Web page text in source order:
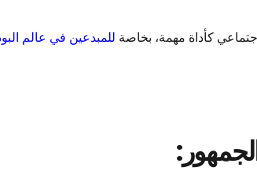
كأداة مهمة، بخاصة للمبدعين في عالم